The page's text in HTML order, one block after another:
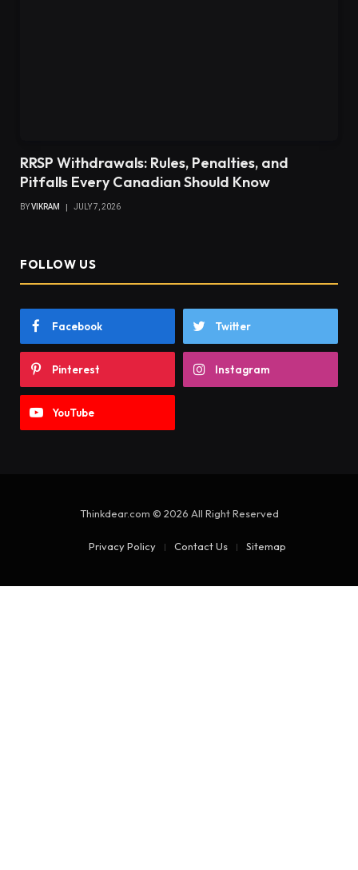
RRSP Withdrawals: Rules, Penalties, and
Pitfalls Every Canadian Should Know
BYVIKRAM JULY 7, 2026
FOLLOW US
Facebook Twitter
Pinterest Instagram
YouTube
Thinkdear.com © 2026 All Right Reserved
Privacy Policy Contact Us Sitemap